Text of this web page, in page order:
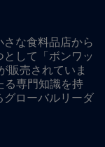
な食料品店から
して「ボンワッ
販売されていま
る専門知識を持
グローバルリーダ